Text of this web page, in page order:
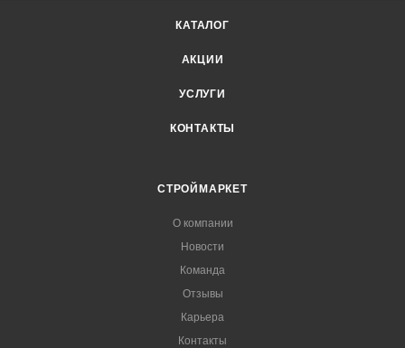
КАТАЛОГ
АКЦИИ
УСЛУГИ
КОНТАКТЫ
СТРОЙМАРКЕТ
О компании
Новости
Команда
Отзывы
Карьера
Контакты